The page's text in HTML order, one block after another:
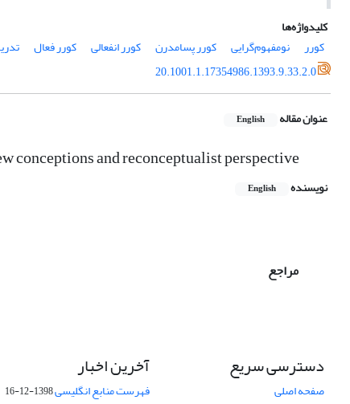
کلیدواژه‌ها
کورر
نومفهوم‌گرایی کورر پسامدرن کورر انفعالی کورر فعال
20.1001.1.17354986.1393.9.33.2.0
عنوان مقاله English
conceptions and reconceptualist perspective
نویسنده English
مراجع
دسترسی سریع
صفحه اصلی
آخرین اخبار
فهرست منابع انگلیسی1398-12-16